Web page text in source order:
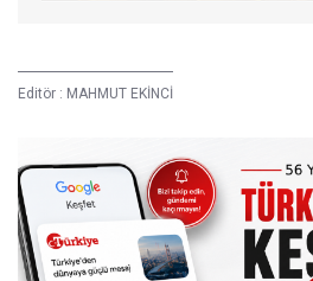
Editör : MAHMUT EKİNCİ